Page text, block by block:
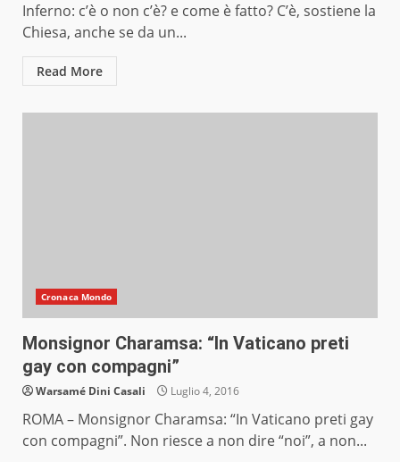
Inferno: c’è o non c’è? e come è fatto? C’è, sostiene la
Chiesa, anche se da un...
Read More
Cronaca Mondo
Monsignor Charamsa: “In Vaticano preti
gay con compagni”
Warsamé Dini Casali Luglio 4, 2016
ROMA – Monsignor Charamsa: “In Vaticano preti gay
con compagni”. Non riesce a non dire “noi”, a non...